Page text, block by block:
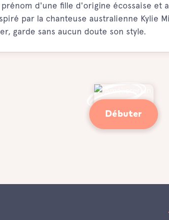
d'une fille d'origine écossaise et
par la chanteuse australienne Kylie
garde sans aucun doute son style.
Débuter